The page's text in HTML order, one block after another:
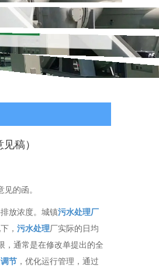
稿）
的函。
放浓度。城镇污水处理厂
， 污水处理厂实际的日均
，通常是在修改单提出的全
调节 ，优化运行管理，通过